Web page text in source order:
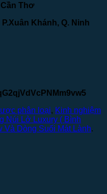
Thơ
Khánh, Q. Ninh
phân loại, Kinh nghiệm
Núi Lở Luxury ( Bình
Và Dòng Suối Mát Lành.